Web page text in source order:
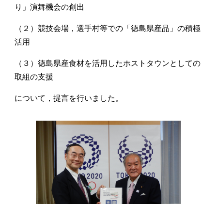
り」演舞機会の創出
（２）競技会場，選手村等での「徳島県産品」の積極
活用
（３）徳島県産食材を活用したホストタウンとしての
取組の支援
について，提言を行いました。